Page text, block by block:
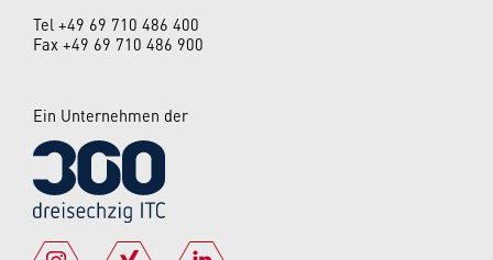
Tel +49 69 710 486 400
Fax +49 69 710 486 900
Ein Unternehmen der